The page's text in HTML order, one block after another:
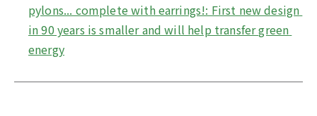
pylons... complete with earrings!: First new design
in 90 years is smaller and will help transfer green
energy